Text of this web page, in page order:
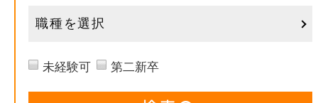
職種を選択
未経験可 第二新卒